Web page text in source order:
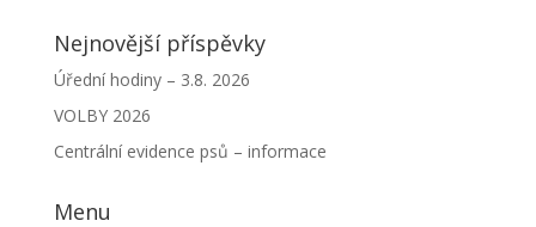
Nejnovější příspěvky
Úřední hodiny – 3.8. 2026
VOLBY 2026
Centrální evidence psů – informace
Menu